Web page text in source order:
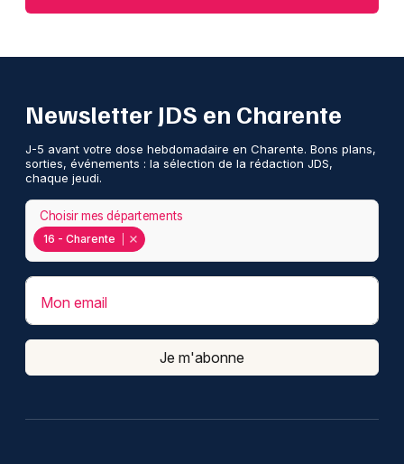
Newsletter JDS en Charente
J-5 avant votre dose hebdomadaire en Charente. Bons plans,
sorties, événements : la sélection de la rédaction JDS,
chaque jeudi.
16 - Charente
Choisir mes départements
Mon email
Je m'abonne